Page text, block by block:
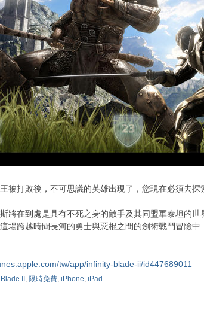
被打敗後，不可思議的英雄出現了，您現在必須去
將在到處是具有不死之身的敵手及其同盟軍泰坦的世
場跨越時間長河的勇士與惡棍之間的劍術戰鬥冒險
tw/app/infinity-blade-ii/id447689011
II , 限時免費, iPhone, iPad